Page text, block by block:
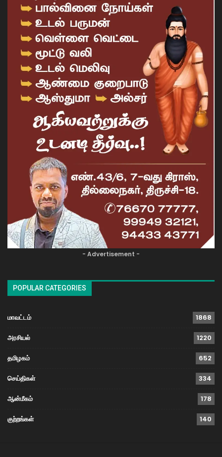
- Advertisement -
POPULAR CATEGORIES
மாவட்டம் 1868
அரசியல் 1220
தமிழகம் 652
செய்திகள் 334
ஆன்மீகம் 178
குற்றங்கள் 140